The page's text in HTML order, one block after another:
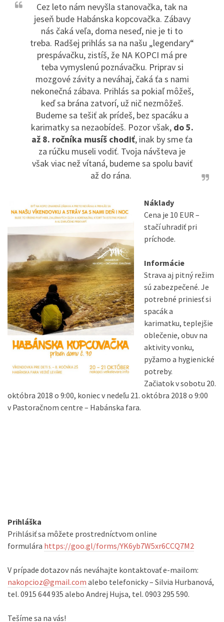
Cez leto nám nevyšla stanovačka, tak na
jeseň bude Habánska kopcovačka. Zábavy
nás čaká veľa, doma neseď, nie je ti to
treba. Radšej prihlás sa na našu „legendary“
prespávačku, zistíš, že NA KOPCI má pre
teba vymyslenú poznávačku. Priprav si
mozgové závity a neváhaj, čaká ťa s nami
nekonečná zábava. Prihlás sa pokiaľ môžeš,
keď sa brána zatvorí, už nič nezmôžeš.
Budeme sa tešiť ak prídeš, bez spacáku a
karimatky sa nezaobídeš. Pozor však, do 5.
až 8. ročníka musíš chodiť, inak by sme ťa
za rúčku museli vodiť. Tvoja návšteva je
však viac než vítaná, budeme sa spolu baviť
až do rána.
Náklady
Cena je 10 EUR –
stačí uhradiť pri
príchode.
Informácie
Strava aj pitný režim
sú zabezpečené. Je
potrebné priniesť si
spacák a
karimatku, teplejšie
oblečenie, obuv na
aktivity vonku,
pyžamo a hygienické
potreby.
Začiatok v sobotu 20.
októbra 2018 o 9:00, koniec v nedeľu 21. októbra 2018 o 9:00
v Pastoračnom centre – Habánska fara.
Prihláška
Prihlásiť sa môžete prostredníctvom online
formulára https://goo.gl/forms/YK6yb7W5xr6CCQ7M2
V prípade dotazov nás neváhajte kontaktovať e-mailom:
nakopcioz@gmail.com alebo telefonicky – Silvia Hurbanová,
tel. 0915 644 935 alebo Andrej Hujsa, tel. 0903 295 590.
Tešíme sa na vás!